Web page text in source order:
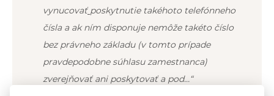
vynucovať poskytnutie takéhoto telefónneho
čísla a ak ním disponuje nemôže takéto číslo
bez právneho základu (v tomto prípade
pravdepodobne súhlasu zamestnanca)
zverejňovať ani poskytovať a pod…“